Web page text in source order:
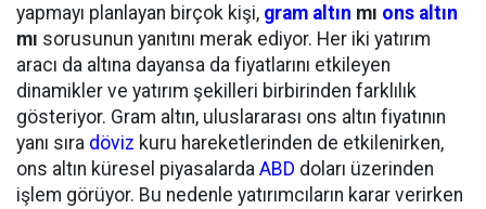
yapmayı planlayan birçok kişi, gram altın mı ons altın
mı sorusunun yanıtını merak ediyor. Her iki yatırım
aracı da altına dayansa da fiyatlarını etkileyen
dinamikler ve yatırım şekilleri birbirinden farklılık
gösteriyor. Gram altın, uluslararası ons altın fiyatının
yanı sıra döviz kuru hareketlerinden de etkilenirken,
ons altın küresel piyasalarda ABD doları üzerinden
işlem görüyor. Bu nedenle yatırımcıların karar verirken